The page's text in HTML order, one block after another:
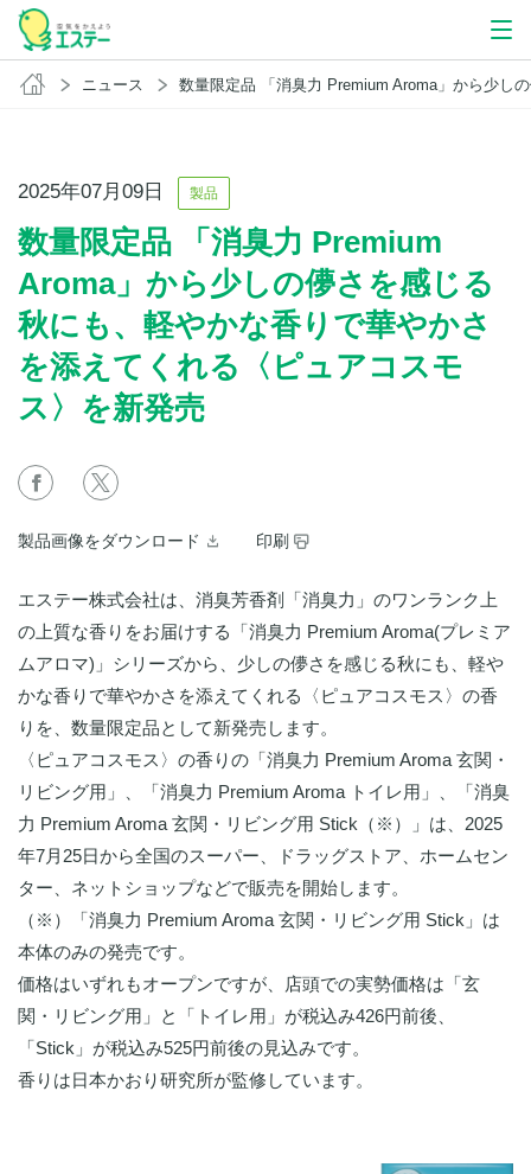
ニュース 数量限定品 「消臭力 Premium Aroma」から少しの儚さを感じる秋にも、軽やかな香りで華やかさを添えてくれる〈ピュアコスモス〉を
2025年07月09日 製品
数量限定品 「消臭力 Premium
Aroma」から少しの儚さを感じる
秋にも、軽やかな香りで華やかさ
を添えてくれる〈ピュアコスモ
ス〉を新発売
製品画像をダウンロード 印刷
エステー株式会社は、消臭芳香剤「消臭力」のワンランク上
の上質な香りをお届けする「消臭力 Premium Aroma(プレミア
ムアロマ)」シリーズから、少しの儚さを感じる秋にも、軽や
かな香りで華やかさを添えてくれる〈ピュアコスモス〉の香
りを、数量限定品として新発売します。
〈ピュアコスモス〉の香りの「消臭力 Premium Aroma 玄関・
リビング用」、「消臭力 Premium Aroma トイレ用」、「消臭
力 Premium Aroma 玄関・リビング用 Stick（※）」は、2025
年7月25日から全国のスーパー、ドラッグストア、ホームセン
ター、ネットショップなどで販売を開始します。
（※）「消臭力 Premium Aroma 玄関・リビング用 Stick」は
本体のみの発売です。
価格はいずれもオープンですが、店頭での実勢価格は「玄
関・リビング用」と「トイレ用」が税込み426円前後、
「Stick」が税込み525円前後の見込みです。
香りは日本かおり研究所が監修しています。